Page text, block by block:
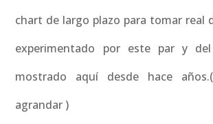
chart de largo plazo para tomar real
experimentado por este par y
mostrado aquí desde hace
agrandar )